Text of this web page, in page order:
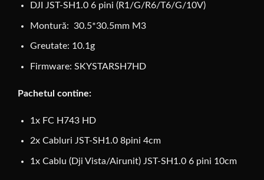
DJI JST-SH1.0 6 pini (R1/G/R6/T6/G/10V)
Montură: 30.5*30.5mm M3
Greutate: 10.1g
Firmware: SKYSTARSH7HD
Pachetul contine:
1x FC H743 HD
2x Cabluri JST-SH1.0 8pini 4cm
1x Cablu (Dji Vista/Airunit) JST-SH1.0 6 pini 10cm